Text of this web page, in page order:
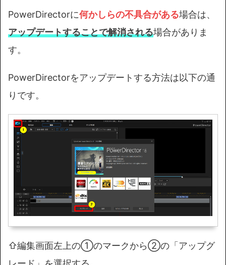
PowerDirectorに何かしらの不具合がある場合は、
アップデートすることで解消される場合がありま
す。
PowerDirectorをアップデートする方法は以下の通
りです。
⇧編集画面左上の①のマークから②の「アップグ